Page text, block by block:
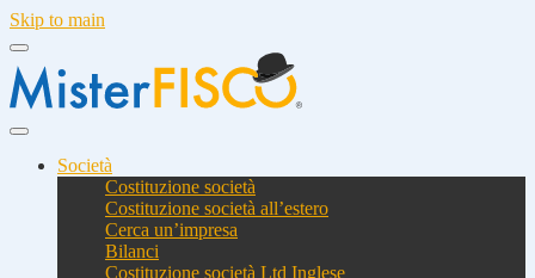
Skip to main
Società
Costituzione società
Costituzione società all’estero
Cerca un’impresa
Bilanci
Costituzione società Ltd Inglese